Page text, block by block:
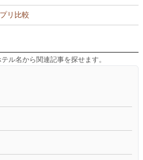
リ比較
ル名から関連記事を探せます。